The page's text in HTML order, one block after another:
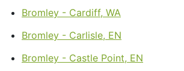
Bromley - Cardiff, WA
Bromley - Carlisle, EN
Bromley - Castle Point, EN